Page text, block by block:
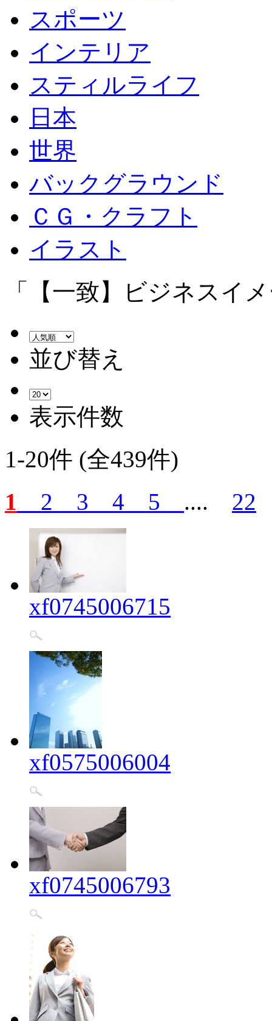
スポーツ
インテリア
スティルライフ
日本
世界
バックグラウンド
ＣＧ・クラフト
イラスト
「【一致】ビジネスイ
並び替え
表示件数
1-20件 (全439件)
1
2 3 4 5 .... 22
xf0745006715
xf0575006004
xf0745006793